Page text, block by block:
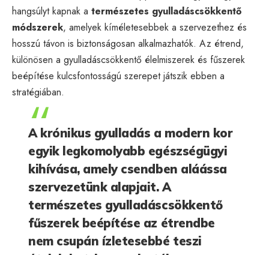
hangsúlyt kapnak a természetes gyulladáscsökkentő
módszerek, amelyek kíméletesebbek a szervezethez és
hosszú távon is biztonságosan alkalmazhatók. Az étrend,
különösen a gyulladáscsökkentő élelmiszerek és fűszerek
beépítése kulcsfontosságú szerepet játszik ebben a
stratégiában.
A krónikus gyulladás a modern kor
egyik legkomolyabb egészségügyi
kihívása, amely csendben aláássa
szervezetünk alapjait. A
természetes gyulladáscsökkentő
fűszerek beépítése az étrendbe
nem csupán ízletesebbé teszi